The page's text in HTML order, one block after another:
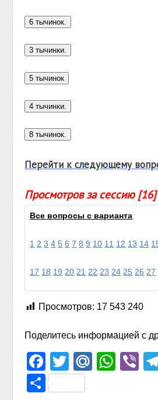
Перейти к следующему
Просмотров за сессию [16]
Все вопросы с варианта
1 2 3 4 5 6 7 8 9 10 11 12 13 14
17 18 19 20 21 22 23 24 25 26 27
Просмотров: 17 543 240
Поделитесь информацией с
Facebook
TwitterMail.Ru
Отправить